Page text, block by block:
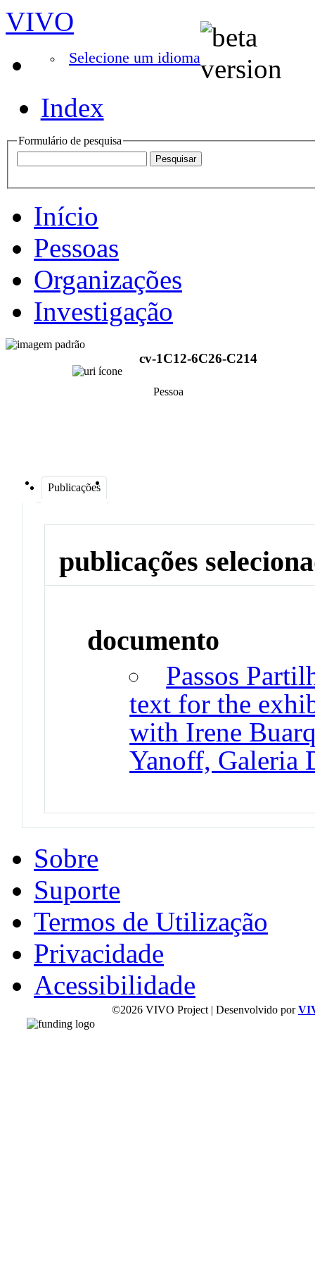
VIVO
Selecione um idioma
Index
Formulário de pesquisa
Início
Pessoas
Organizações
Investigação
cv-1C12-6C26-C214
Pessoa
Publicações
publicações
documento
Passos
text for the
with Irene
Yanoff, Galeria
Sobre
Suporte
Termos de Utilização
Privacidade
Acessibilidade
©2026 VIVO Project | Desenvolvido por